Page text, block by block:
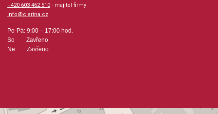
+420 603 462 510 - majitel firmy
info@clarina.cz
Po-Pá: 9:00 – 17:00 hod.
So Zavřeno
Ne Zavřeno